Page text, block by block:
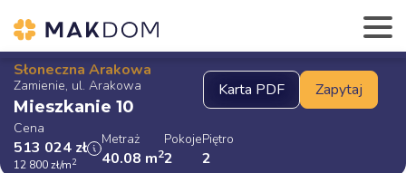
Słoneczna Arakowa
Zamienie, ul. Arakowa
Mieszkanie 10
Cena
513 024 zł
12 800zł/m2
Metraż
40.08 m2
Pokoje
2
Piętro
2